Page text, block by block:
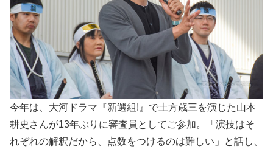
今年は、大河ドラマ『新選組!』で土方歳三を演じた山本
耕史さんが13年ぶりに審査員としてご参加。「演技はそ
れぞれの解釈だから、点数をつけるのは難しい」と話し、